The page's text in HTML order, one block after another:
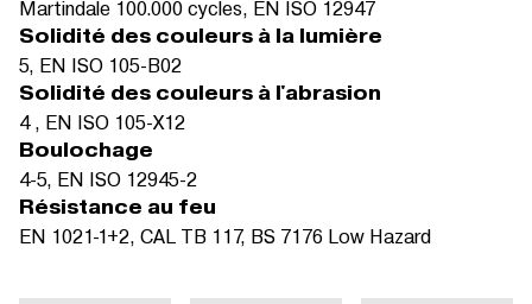
Martindale 100.000 cycles, EN ISO 12947
Solidité des couleurs à la lumière
5, EN ISO 105-B02
Solidité des couleurs à l'abrasion
4 , EN ISO 105-X12
Boulochage
4-5, EN ISO 12945-2
Résistance au feu
EN 1021-1+2, CAL TB 117, BS 7176 Low Hazard